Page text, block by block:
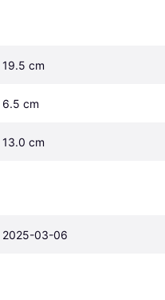
19.5 cm
6.5 cm
13.0 cm
2025-03-06